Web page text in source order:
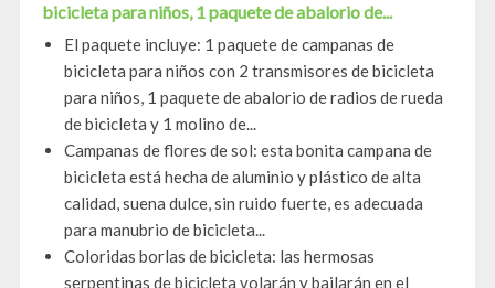
bicicleta para niños, 1 paquete de abalorio de...
El paquete incluye: 1 paquete de campanas de
bicicleta para niños con 2 transmisores de bicicleta
para niños, 1 paquete de abalorio de radios de rueda
de bicicleta y 1 molino de...
Campanas de flores de sol: esta bonita campana de
bicicleta está hecha de aluminio y plástico de alta
calidad, suena dulce, sin ruido fuerte, es adecuada
para manubrio de bicicleta...
Coloridas borlas de bicicleta: las hermosas
serpentinas de bicicleta volarán y bailarán en el